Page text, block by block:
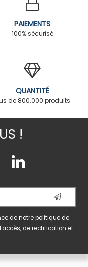
PAIEMENTS
100% sécurisé
QUANTITÉ
de 800.000 produits
!
de notrepolitique de
de rectification et